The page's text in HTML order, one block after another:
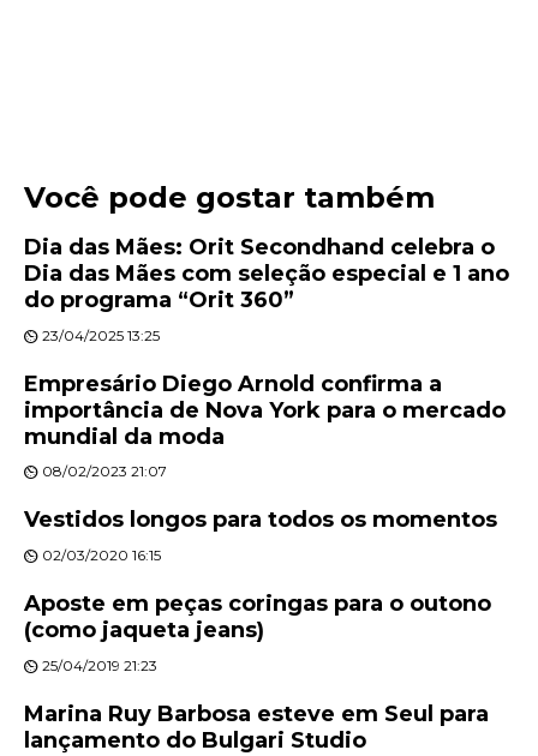
Você pode gostar também
Dia das Mães: Orit Secondhand celebra o
Dia das Mães com seleção especial e 1 ano
do programa “Orit 360”
23/04/2025 13:25
Empresário Diego Arnold confirma a
importância de Nova York para o mercado
mundial da moda
08/02/2023 21:07
Vestidos longos para todos os momentos
02/03/2020 16:15
Aposte em peças coringas para o outono
(como jaqueta jeans)
25/04/2019 21:23
Marina Ruy Barbosa esteve em Seul para
lançamento do Bulgari Studio